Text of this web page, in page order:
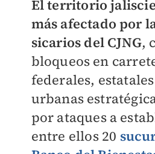
El territorio
más afectado por
sicarios del CJNG,
bloqueos en
federales,
urbanas
por ataques a
entre ellos 20